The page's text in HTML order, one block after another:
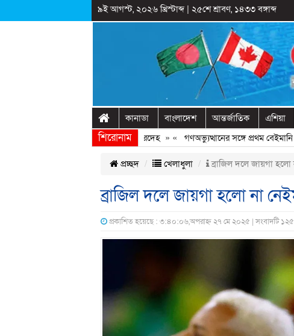
৯ই আগস্ট, ২০২৬ খ্রিস্টাব্দ| ২৫শে শ্রাবণ, ১৪৩৩ বঙ্গাব্দ
কানাডা বাংলাদেশ আন্তর্জাতিক এশিয়া
শিরোনাম
শহীদ মিনারে ঝুলছিল কিশোরের মরদেহ » « গণঅভ্যুত্থানের সঙ্গে প্রথম বেইমানি
প্রচ্ছদ খেলাধুলা ব্রাজিল দলে জায়গা হলো
ব্রাজিল দলে জায়গা হলো না
প্রকাশিত হয়েছে : ৩:৪০:০৬,অপরাহ্ন ২৭ মে ২০২৫ | সংবাদটি